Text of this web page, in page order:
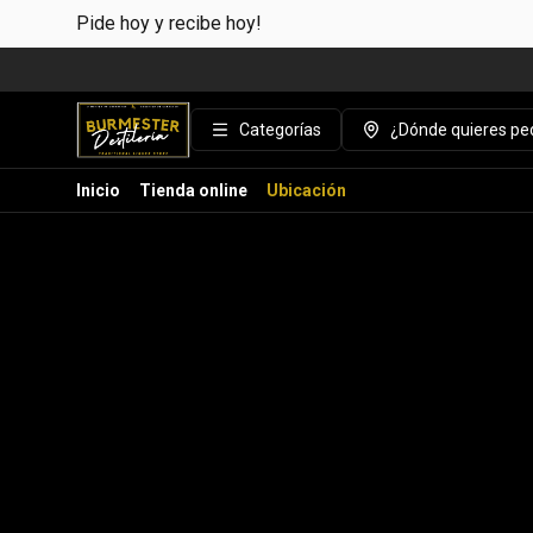
Pide hoy y recibe hoy!
Categorías ¿Dónde quieres
Inicio Tienda online Ubicación